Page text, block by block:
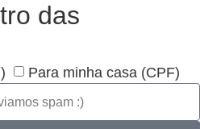
das
Para minha casa (CPF)